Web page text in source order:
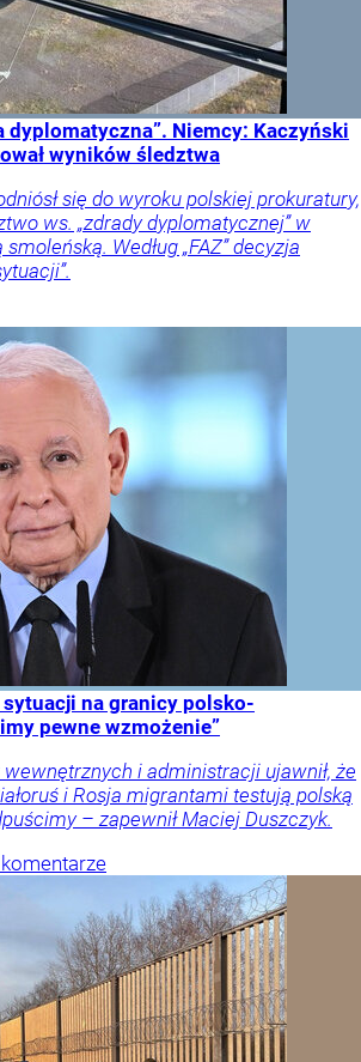
dyplomatyczna”. Niemcy: Kaczyński
wyników śledztwa
się do wyroku polskiej prokuratury,
ws. „zdrady dyplomatycznej” w
Według „FAZ” decyzja
sytuacji na granicy polsko-
pewne wzmożenie”
i administracji ujawnił, że
i Rosja migrantami testują polską
– zapewnił Maciej Duszczyk.